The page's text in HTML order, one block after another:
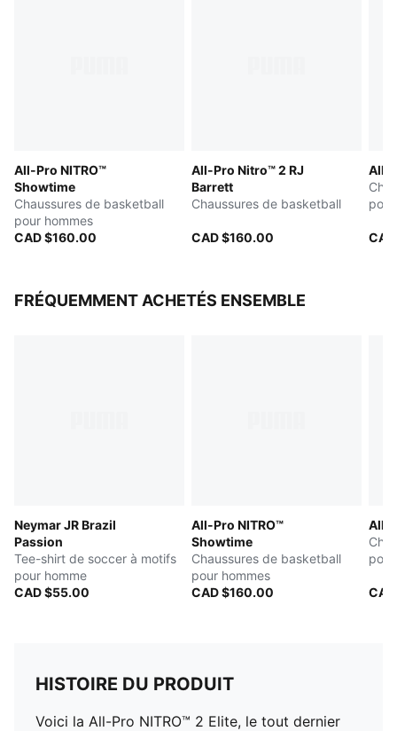
accrue
All-Pro NITRO™
Showtime
Chaussures de basketball
pour hommes
CAD $160.00
All-Pro Nitro™ 2 RJ
Barrett
Chaussures de basketball
CAD $160.00
All-
FRÉQUEMMENT ACHETÉS ENSEMBLE
Neymar JR Brazil
Passion
Tee-shirt de soccer à motifs
pour homme
CAD $55.00
All-Pro NITRO™
Showtime
Chaussures de basketball
pour hommes
CAD $160.00
All-
HISTOIRE DU PRODUIT
Voici la All-Pro NITRO™ 2 Elite, le tout dernier